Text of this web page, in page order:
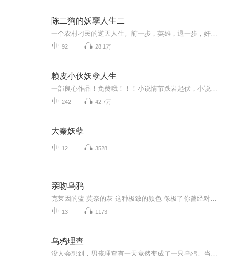
陈二狗的妖孽人生二
92 28.1万
赖皮小伙妖孽人生
242 42.7万
大秦妖孽
12 3528
亲吻乌鸦
13 1173
乌鸦理查